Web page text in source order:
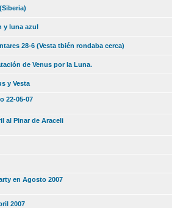
y luna azul
28-6 (Vesta tbién rondaba cerca)
de Venus por la Luna.
y Vesta
22-05-07
al Pinar de Araceli
en Agosto 2007
2007